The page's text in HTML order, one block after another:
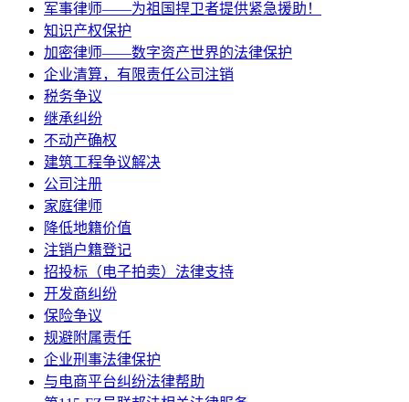
军事律师——为祖国捍卫者提供紧急援助！
知识产权保护
加密律师——数字资产世界的法律保护
企业清算，有限责任公司注销
税务争议
继承纠纷
不动产确权
建筑工程争议解决
公司注册
家庭律师
降低地籍价值
注销户籍登记
招投标（电子拍卖）法律支持
开发商纠纷
保险争议
规避附属责任
企业刑事法律保护
与电商平台纠纷法律帮助